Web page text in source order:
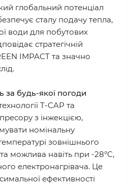
глобальний потенціал
сталу подачу тепла,
води для побутових
стратегічній
IMPACT та значно
за будь-якої погоди
T-CAP та
з інжекцією,
номінальну
зовнішнього
можлива навіть при -28°C,
електронагрівача. Це
ефективності